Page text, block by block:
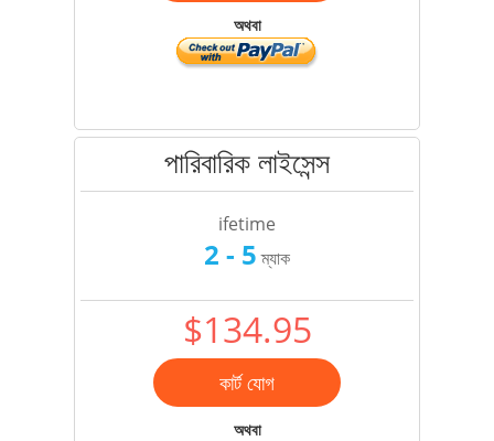
অথবা
পারিবারিক লাইসেন্স
ifetime
2 - 5ম্যাক
$134.95
কার্ট যোগ
অথবা